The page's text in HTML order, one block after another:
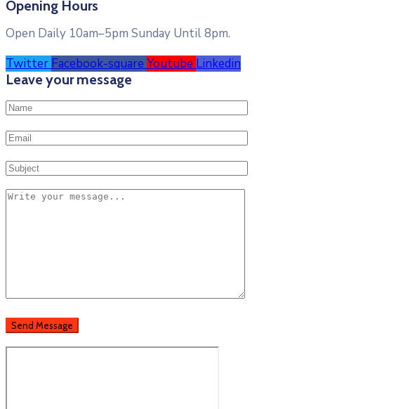
Opening Hours
Open Daily 10am–5pm Sunday Until 8pm.
Twitter Facebook-square Youtube Linkedin
Leave your message